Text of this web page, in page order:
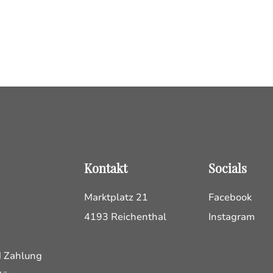
Zahlung
Kontakt
Marktplatz 21
4193 Reichenthal
Socials
Facebook
Instagram